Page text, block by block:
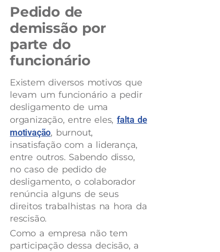
Pedido de
demissão por
parte do
funcionário
Existem diversos motivos que
levam um funcionário a pedir
desligamento de uma
organização, entre eles,falta de
motivação, burnout,
insatisfação com a liderança,
entre outros. Sabendo disso,
no caso de pedido de
desligamento, o colaborador
renúncia alguns de seus
direitos trabalhistas na hora da
rescisão.
Como a empresa não tem
participação dessa decisão, a